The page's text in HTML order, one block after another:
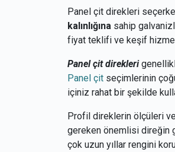
Panel çit direkleri
kalınlığına sahip
fiyat teklifi ve keşif
Panel çit direkleri
Panel çit seçimlerinin
içiniz rahat bir şekilde
Profil direklerin ölçüleri ve
gereken önemlisi direğin
çok uzun yıllar rengini